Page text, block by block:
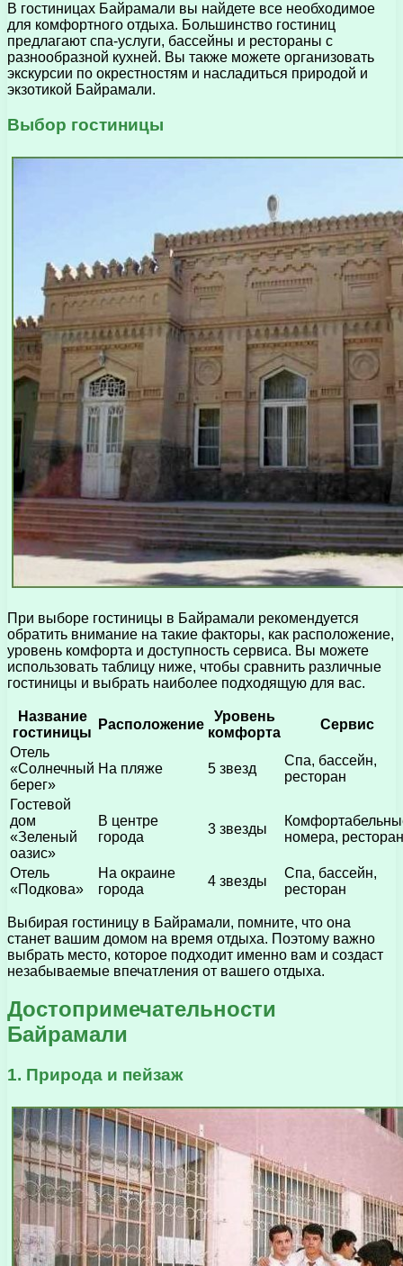
В гостиницах Байрамали вы найдете все необходимое
для комфортного отдыха. Большинство гостиниц
предлагают спа-услуги, бассейны и рестораны с
разнообразной кухней. Вы также можете организовать
экскурсии по окрестностям и насладиться природой и
экзотикой Байрамали.
Выбор гостиницы
При выборе гостиницы в Байрамали рекомендуется
обратить внимание на такие факторы, как расположение,
уровень комфорта и доступность сервиса. Вы можете
использовать таблицу ниже, чтобы сравнить различные
гостиницы и выбрать наиболее подходящую для вас.
Название
гостиницы
Расположение
Уровень
комфорта
Сервис
Отель
«Солнечный
берег»
На пляже 5 звезд
Спа, бассейн,
ресторан
Гостевой
дом
«Зеленый
оазис»
В центре
города
3 звезды
номера, ресторан
Отель
«Подкова»
На окраине
города
4 звезды
Спа, бассейн,
ресторан
Выбирая гостиницу в Байрамали, помните, что она
станет вашим домом на время отдыха. Поэтому важно
выбрать место, которое подходит именно вам и создаст
незабываемые впечатления от вашего отдыха.
Достопримечательности
Байрамали
1. Природа и пейзаж